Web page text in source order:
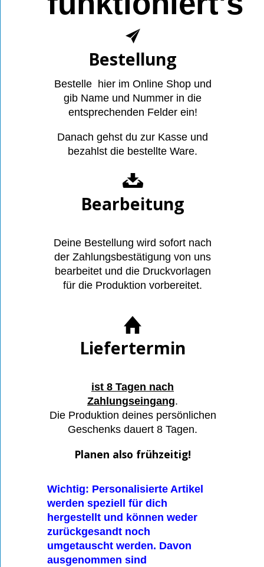
Bestellung
Bestelle hier im Online Shop und
gib Name und Nummer in die
entsprechenden Felder ein!
Danach gehst du zur Kasse und
bezahlst die bestellte Ware.
Bearbeitung
Deine Bestellung wird sofort nach
der Zahlungsbestätigung von uns
bearbeitet und die Druckvorlagen
für die Produktion vorbereitet.
Liefertermin
ist 8 Tagen nach
Zahlungseingang.
Die Produktion deines persönlichen
Geschenks dauert 8 Tagen.
Planen also frühzeitig!
Wichtig: Personalisierte Artikel
werden speziell für dich
hergestellt und können weder
zurückgesandt noch
umgetauscht werden. Davon
ausgenommen sind